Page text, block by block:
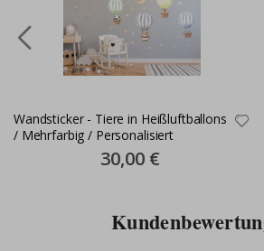
Wandsticker - Tiere in Heißluftballons
/ Mehrfarbig / Personalisiert
Special
Price
30,00 €